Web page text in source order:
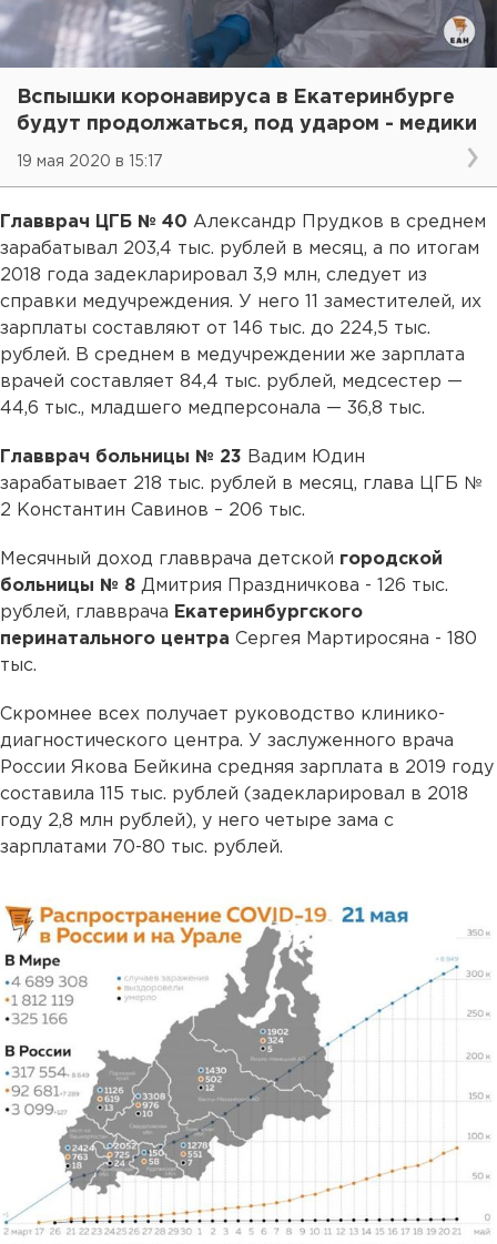
Вспышки коронавируса в Екатеринбурге
будут продолжаться, под ударом - медики
19 мая 2020 в 15:17
Главврач ЦГБ № 40 Александр Прудков в среднем
зарабатывал 203,4 тыс. рублей в месяц, а по итогам
2018 года задекларировал 3,9 млн, следует из
справки медучреждения. У него 11 заместителей, их
зарплаты составляют от 146 тыс. до 224,5 тыс.
рублей. В среднем в медучреждении же зарплата
врачей составляет 84,4 тыс. рублей, медсестер —
44,6 тыс., младшего медперсонала — 36,8 тыс.
Главврач больницы № 23 Вадим Юдин
зарабатывает 218 тыс. рублей в месяц, глава ЦГБ №
2 Константин Савинов – 206 тыс.
Месячный доход главврача детской городской
больницы № 8 Дмитрия Праздничкова - 126 тыс.
рублей, главврача Екатеринбургского
перинатального центра Сергея Мартиросяна - 180
тыс.
Скромнее всех получает руководство клинико-
диагностического центра. У заслуженного врача
России Якова Бейкина средняя зарплата в 2019 году
составила 115 тыс. рублей (задекларировал в 2018
году 2,8 млн рублей), у него четыре зама с
зарплатами 70-80 тыс. рублей.